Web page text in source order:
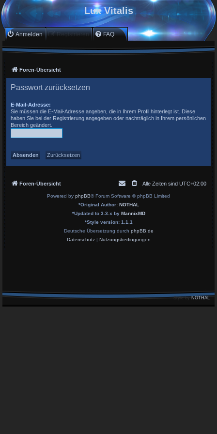
Lux Vitalis
Anmelden Registrieren FAQ
Foren-Übersicht
Passwort zurücksetzen
E-Mail-Adresse:
Sie müssen die E-Mail-Adresse angeben, die in Ihrem Profil hinterlegt ist. Diese
haben Sie bei der Registrierung angegeben oder nachträglich in Ihrem persönlichen
Bereich geändert.
Foren-Übersicht Alle Zeiten sind UTC+02:00
Powered by phpBB® Forum Software © phpBB Limited
*Original Author: NOTHAL
*Updated to 3.3.x by MannixMD
*Style version: 1.1.1
Deutsche Übersetzung durch phpBB.de
Datenschutz| Nutzungsbedingungen
Style byNOTHAL